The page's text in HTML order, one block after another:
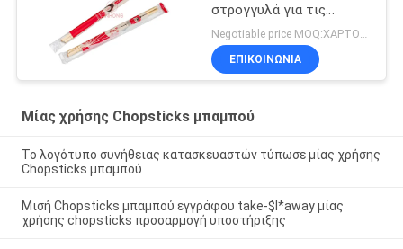
στρογγυλά για τις
εκκλησίες
Negotiable price MOQ:ΧΑΡΤΟΚΙΒΩΤΙΟ 100
ΕΠΙΚΟΙΝΩΝΙΑ
Μίας χρήσης Chopsticks μπαμπού
Το λογότυπο συνήθειας κατασκευαστών τύπωσε μίας χρήσης
Chopsticks μπαμπού
Μισή Chopsticks μπαμπού εγγράφου take-$l*away μίας
χρήσης chopsticks προσαρμογή υποστήριξης